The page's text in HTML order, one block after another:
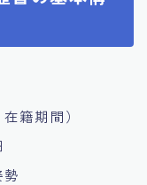
籍期間）